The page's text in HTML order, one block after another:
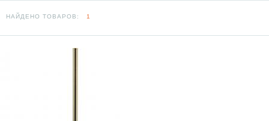
НАЙДЕНО ТОВАРОВ: 1